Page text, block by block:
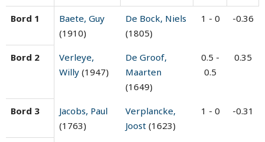
Bord 1
Baete, Guy
(1910)
De Bock, Niels
(1805)
1 - 0 -0.36
Bord 2
Verleye,
Willy (1947)
De Groof,
Maarten
(1649)
0.5 -
0.5
0.35
Bord 3
Jacobs, Paul
(1763)
Verplancke,
Joost (1623)
1 - 0 -0.31